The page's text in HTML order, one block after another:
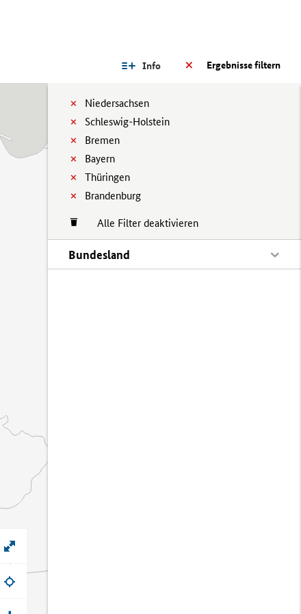
Ergebnisse filtern
Info
Niedersachsen
Schleswig-Holstein
Bremen
Bayern
Thüringen
Brandenburg
Alle Filter deaktivieren
Bundesland